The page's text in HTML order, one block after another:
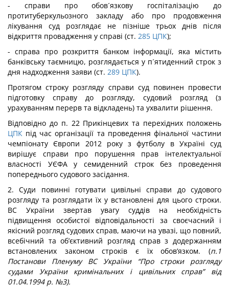
- справи про обов´язкову госпіталізацію до
протитуберкульозного закладу або про продовження
лікування суд розглядає не пізніше трьох днів після
відкриття провадження у справі (ст. 285 ЦПК);
- справа про розкриття банком інформації, яка містить
банківську таємницю, розглядається у п´ятиденний строк з
дня надходження заяви (ст. 289 ЦПК).
Протягом строку розгляду справи суд повинен провести
підготовку справу до розгляду, судовий розгляд (з
урахуванням перерв та відкладень) та ухвалити рішення.
Відповідно до п. 22 Прикінцевих та перехідних положень
ЦПК під час організації та проведення фінальної частини
чемпіонату Європи 2012 року з футболу в Україні суд
вирішує справи про порушення прав інтелектуальної
власності УЄФА у семиденний строк без проведення
попереднього судового засідання.
2. Суди повинні готувати цивільні справи до судового
розгляду та розглядати їх у встановлені для цього строки.
ВС України звертав увагу суддів на необхідність
підвищення особистої відповідальності за своєчасний і
якісний розгляд судових справ, маючи на увазі, що повний,
всебічний та об’єктивний розгляд справ з додержанням
встановлених законом строків є їх обов’язком. (п.1
Постанови Пленуму ВС України “Про строки розгляду
судами України кримінальних і цивільних справ” від
01.04.1994 р. №3).